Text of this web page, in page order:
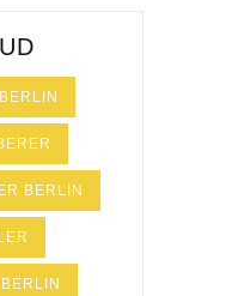
BERLIN